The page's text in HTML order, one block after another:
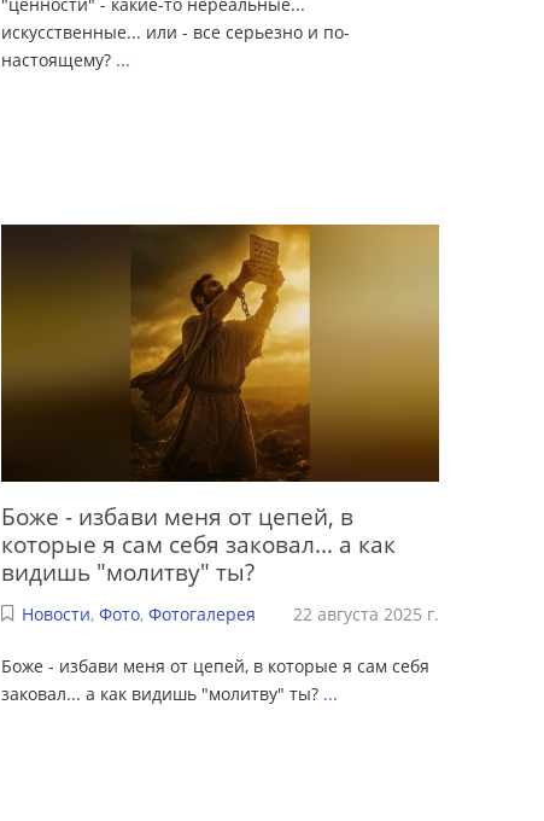
искусственные... или - все серьезно и по-
настоящему? ...
Боже - избави меня от цепей, в
которые я сам себя заковал... а как
видишь "молитву" ты?
Новости,Фото,Фотогалерея 22 августа 2025 г.
Боже - избави меня от цепей, в которые я сам себя
заковал... а как видишь "молитву" ты? ...